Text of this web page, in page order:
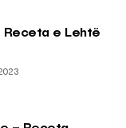
Receta e Lehtë